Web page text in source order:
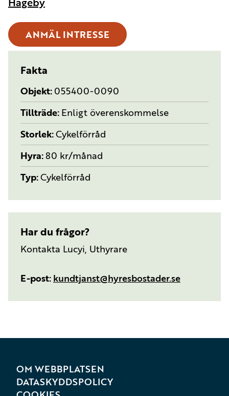
ANMÄL INTRESSE
Fakta
Objekt 055400-0090
Tillträde Enligt överenskommelse
Storlek Cykelförråd
Hyra 80 kr/månad
Typ Cykelförråd
Har du frågor?
Kontakta Lucyi, Uthyrare
E-post kundtjanst@hyresbostader.se
OM WEBBPLATSEN
DATASKYDDSPOLICY